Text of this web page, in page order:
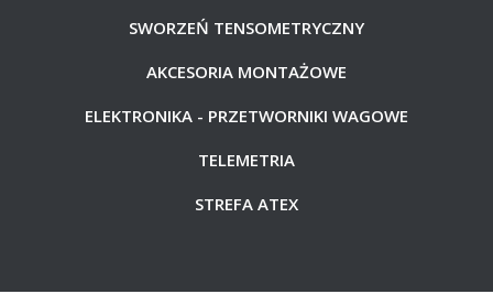
SWORZEŃ TENSOMETRYCZNY
AKCESORIA MONTAŻOWE
ELEKTRONIKA - PRZETWORNIKI WAGOWE
TELEMETRIA
STREFA ATEX